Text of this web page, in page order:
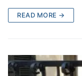
READ MORE →